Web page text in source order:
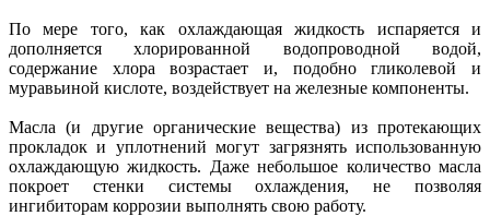
По мере того, как охлаждающая жидкость испаряется и
дополняется хлорированной водопроводной водой,
содержание хлора возрастает и, подобно гликолевой и
муравьиной кислоте, воздействует на железные компоненты.
Масла (и другие органические вещества) из протекающих
прокладок и уплотнений могут загрязнять использованную
охлаждающую жидкость. Даже небольшое количество масла
покроет стенки системы охлаждения, не позволяя
ингибиторам коррозии выполнять свою работу.